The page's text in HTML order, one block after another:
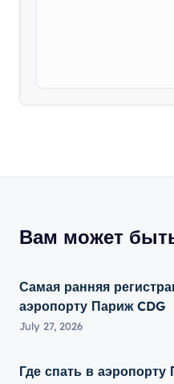
Вам может
Самая ранняя
аэропорту Париж CDG
July 27, 2026
Где спать в